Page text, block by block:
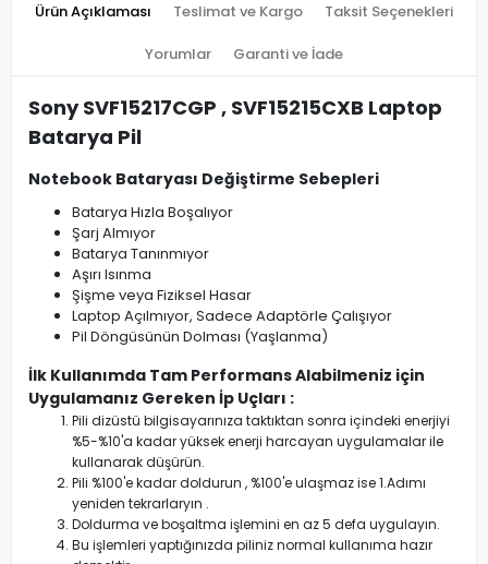
Ürün Açıklaması Teslimat ve Kargo Taksit Seçenekleri
Yorumlar Garanti ve İade
Sony SVF15217CGP , SVF15215CXB Laptop
Batarya Pil
Notebook Bataryası Değiştirme Sebepleri
Batarya Hızla Boşalıyor
Şarj Almıyor
Batarya Tanınmıyor
Aşırı Isınma
Şişme veya Fiziksel Hasar
Laptop Açılmıyor, Sadece Adaptörle Çalışıyor
Pil Döngüsünün Dolması (Yaşlanma)
İlk Kullanımda Tam Performans Alabilmeniz için
Uygulamanız Gereken İp Uçları :
Pili dizüstü bilgisayarınıza taktıktan sonra içindeki enerjiyi
%5-%10'a kadar yüksek enerji harcayan uygulamalar ile
kullanarak düşürün.
Pili %100'e kadar doldurun , %100'e ulaşmaz ise 1.Adımı
yeniden tekrarlaryın .
Doldurma ve boşaltma işlemini en az 5 defa uygulayın.
Bu işlemleri yaptığınızda piliniz normal kullanıma hazır